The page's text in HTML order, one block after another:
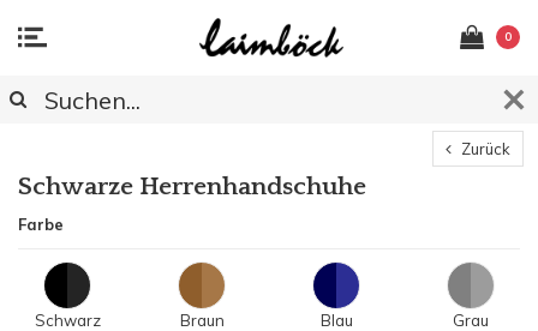
0
Zurück
Schwarze Herrenhandschuhe
Farbe
Schwarz Braun Blau Grau